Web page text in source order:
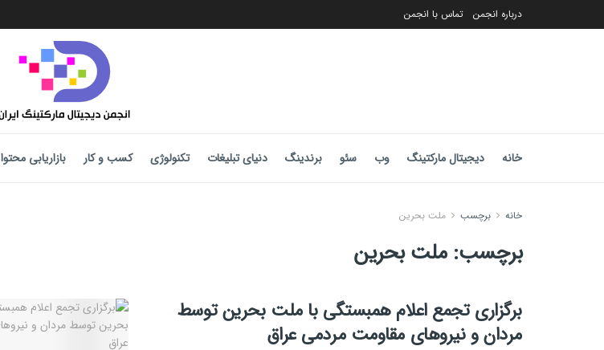
درباره انجمن تماس با انجمن
خانه دیجیتال مارکتینگ وب سئو برندینگ دنیای تبلیغات تکنولوژی کسب و کار بازاریابی محتوا
خانه برچسب ملت بحرین
برچسب:ملت بحرین
برگزاری تجمع اعلام همبستگی با ملت بحرین توسط
مردان و نیروهای مقاومت مردمی عراق